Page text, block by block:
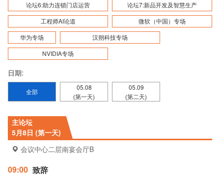
论坛6:助力连锁门店运营
论坛7:新品开发及智慧生产
工程师AI论道
微软（中国）专场
华为专场
汉朔科技专场
NVIDIA专场
日期:
全部
05.08
(第一天)
05.09
(第二天)
主论坛
5月8日 (第一天)
会议中心二层南宴会厅B
09:00 致辞